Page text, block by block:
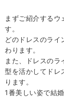
まずご紹介する
す。
どのドレスのライ
わります。
また、ドレスの
型を活かしてドレ
ります。
1番美しい姿で結